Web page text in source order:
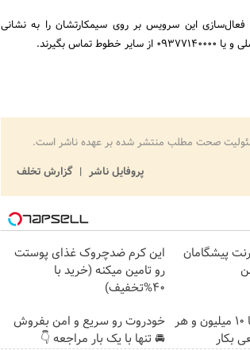
فعال‌سازی این سرویس بر روی سیمکارتشان را به نشانی
صحت مطلب منتشر شده بر عهده ناشر است.
پروفایل ناشر
گزارش تخلف
پیشگامان
این کرم ضدچروک غذای پوستت
رو تامین میکنه (خرید با
40%تخفیف)
وقت تغییره😍😍 با 10 میلیون و هر
بکار
خودروت رو سریع و امن بفروش
🚘 تنها با یک بار مراجعه 👇